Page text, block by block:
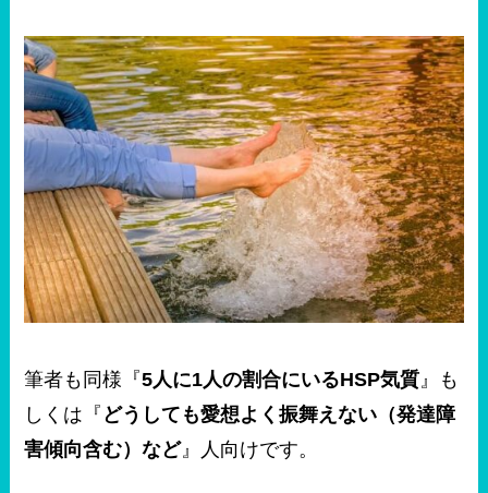
筆者も同様『5人に1人の割合にいるHSP気質』も
しくは『 どうしても愛想よく振舞えない（発達障
害傾向含む）など』人向けです。